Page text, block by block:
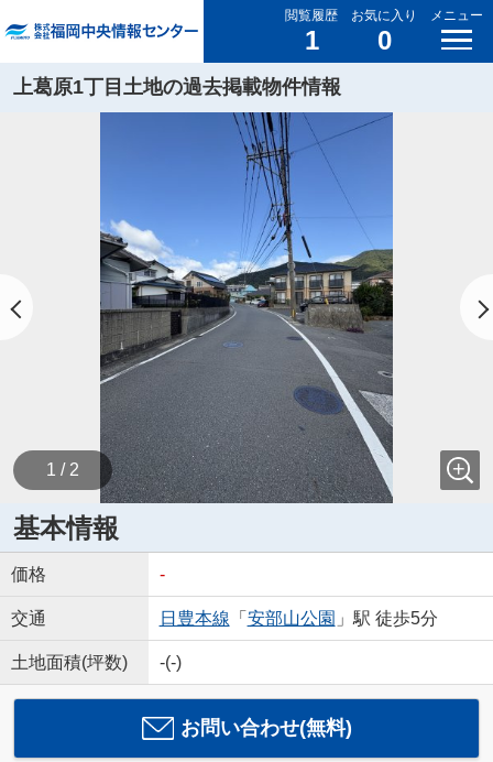
閲覧履歴
1
お気に入り
0
メニュー
上葛原1丁目土地の過去掲載物件情報
1 / 2
基本情報
価格 -
交通 日豊本線 「 安部山公園 」駅 徒歩5分
土地面積(坪数) -(-)
お問い合わせ(無料)